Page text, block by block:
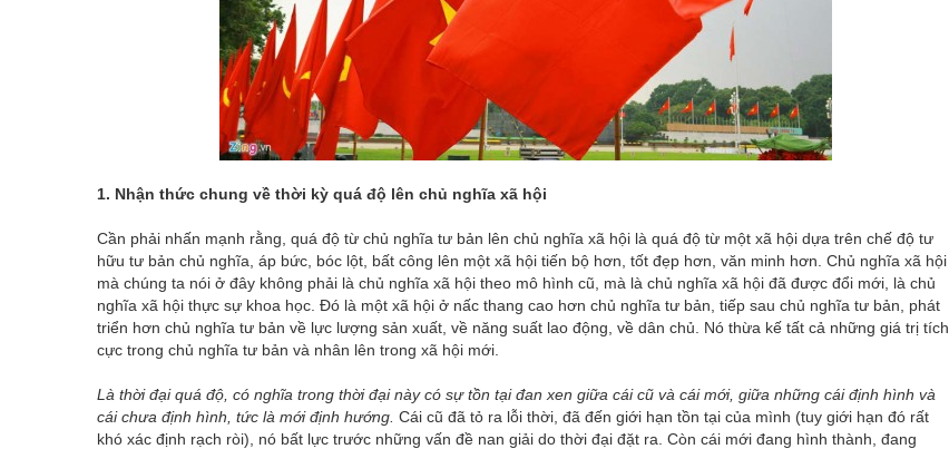
1. Nhận thức chung về thời kỳ quá độ lên chủ nghĩa xã hội
Cần phải nhấn mạnh rằng, quá độ từ chủ nghĩa tư bản lên chủ nghĩa xã hội là quá độ từ một xã hội dựa trên chế độ tư
hữu tư bản chủ nghĩa, áp bức, bóc lột, bất công lên một xã hội tiến bộ hơn, tốt đẹp hơn, văn minh hơn. Chủ nghĩa xã hội
mà chúng ta nói ở đây không phải là chủ nghĩa xã hội theo mô hình cũ, mà là chủ nghĩa xã hội đã được đổi mới, là chủ
nghĩa xã hội thực sự khoa học. Đó là một xã hội ở nấc thang cao hơn chủ nghĩa tư bản, tiếp sau chủ nghĩa tư bản, phát
triển hơn chủ nghĩa tư bản về lực lượng sản xuất, về năng suất lao động, về dân chủ. Nó thừa kế tất cả những giá trị tích
cực trong chủ nghĩa tư bản và nhân lên trong xã hội mới.
Là thời đại quá độ, có nghĩa trong thời đại này có sự tồn tại đan xen giữa cái cũ và cái mới, giữa những cái định hình và
cái chưa định hình, tức là mới định hướng. Cái cũ đã tỏ ra lỗi thời, đã đến giới hạn tồn tại của mình (tuy giới hạn đó rất
khó xác định rạch ròi), nó bất lực trước những vấn đề nan giải do thời đại đặt ra. Còn cái mới đang hình thành, đang